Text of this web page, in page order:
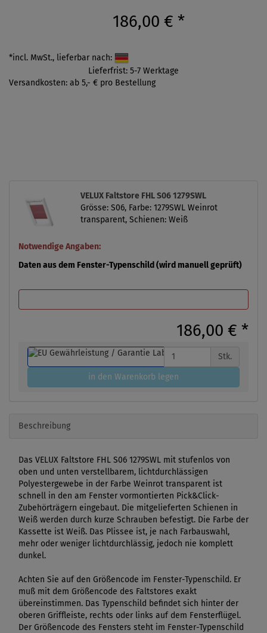
186,00 € *
*incl. MwSt., lieferbar nach:
Lieferfrist: 5-7 Werktage
Versandkosten: ab 5,- € pro Bestellung
VELUX Faltstore FHL S06 1279SWL
Grösse: S06, Farbe: 1279SWL Weinrot
transparent, Schienen: Weiß
Notwendige Angaben:
Daten aus dem Fenster-Typenschild (wird manuell geprüft)
186,00 € *
Stk.
in den Warenkorb legen
Beschreibung
Das VELUX Faltstore FHL S06 1279SWL mit stufenlos von
oben und unten verstellbarem, lichtdurchlässigen
Polyestergewebe in der Farbe Weinrot transparent ist
schnell in den am Fenster vormontierten Pick&Click-
Zubehörträgern eingebaut. Die mitgelieferten Schienen in
Weiß werden durch kurze Schrauben befestigt. Die Farbe der
Kassette ist Weiß. Das Plissee ist, je nach Farbauswahl,
mehr oder weniger lichtdurchlässig, jedoch nie komplett
dunkel.
Achten Sie auf den Größencode im Fenster-Typenschild. Er
muß mit dem Größencode des Faltstores exakt
übereinstimmen. Das Typenschild befindet sich hinter der
oberen Griffleiste, rechts oder links auf dem Fensterflügel.
Der Größencode des Fensters steht im Fenster-Typenschild